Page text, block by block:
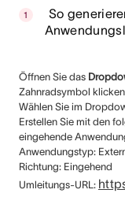
So
Öffnen Sie das
Zahnradsymbol klicken
Wählen Sie im
Erstellen Sie mit den
eingehende
Anwendungstyp:
Richtung: Eingehend
Umleitungs-URL: